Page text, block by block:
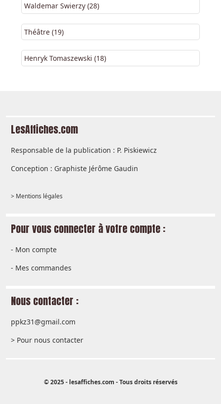
Waldemar Swierzy (28)
Théâtre (19)
Henryk Tomaszewski (18)
LesAffiches.com
Responsable de la publication : P. Piskiewicz
Conception : Graphiste Jérôme Gaudin
> Mentions légales
Pour vous connecter à votre compte :
- Mon compte
- Mes commandes
Nous contacter :
ppkz31@gmail.com
> Pour nous contacter
© 2025 - lesaffiches.com - Tous droits réservés